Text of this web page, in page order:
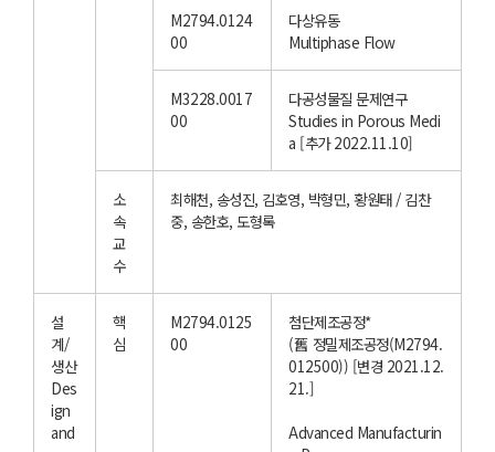
M2794.0124
00
다상유동
Multiphase Flow
M3228.0017
00
다공성물질 문제연구
Studies in Porous Medi
a [추가 2022.11.10]
소
속
교
수
최해천, 송성진, 김호영, 박형민, 황원태 / 김찬
중, 송한호, 도형록
설
계/
생산
Des
ign
and
핵
심
M2794.0125
00
첨단제조공정*
(舊 정밀제조공정(M2794.
012500)) [변경 2021.12.
21.]
Advanced Manufacturin